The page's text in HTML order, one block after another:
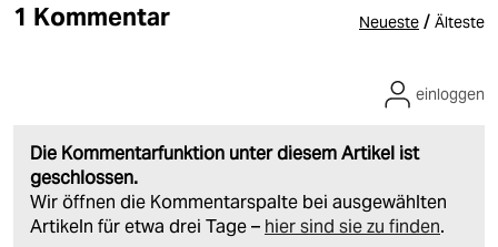
1 Kommentar Neueste / Älteste
Die Kommentarfunktion unter diesem Artikel ist
geschlossen.
Wir öffnen die Kommentarspalte bei ausgewählten
Artikeln für etwa drei Tage – hier sind sie zu finden.
einloggen